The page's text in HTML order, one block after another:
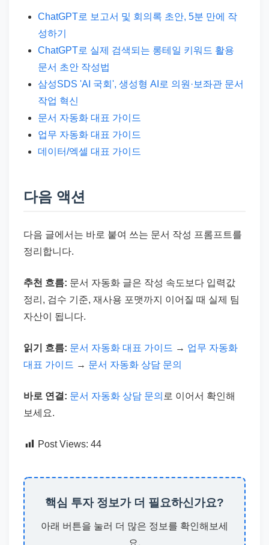
ChatGPT로 보고서 및 회의록 초안, 5분 만에 작
성하기
ChatGPT로 실제 검색되는 롱테일 키워드 활용
문서 초안 작성법
삼성SDS 'AI 국회', 생성형 AI로 의원·보좌관 문서
작업 혁신
문서 자동화 대표 가이드
업무 자동화 대표 가이드
데이터/엑셀 대표 가이드
다음 액션
다음 글에서는 바로 붙여 쓰는 문서 작성 프롬프트를
정리합니다.
추천 흐름: 문서 자동화 글은 작성 속도보다 입력값
정리, 검수 기준, 재사용 포맷까지 이어질 때 실제 팀
자산이 됩니다.
읽기 흐름: 문서 자동화 대표 가이드 → 업무 자동화
대표 가이드 → 문서 자동화 상담 문의
바로 연결: 문서 자동화 상담 문의 로 이어서 확인해
보세요.
Post Views: 44
핵심 투자 정보가 더 필요하신가요?
아래 버튼을 눌러 더 많은 정보를 확인해보세
요.